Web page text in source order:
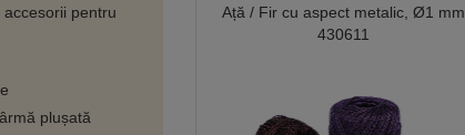
pentru
plușată
Ață / Fir cu aspect metalic, Ø1 mm
430611